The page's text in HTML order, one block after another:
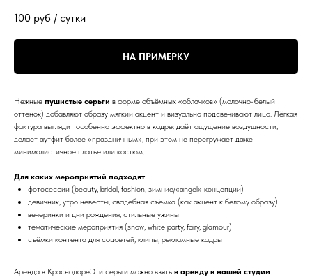
100 руб / сутки
НА ПРИМЕРКУ
Нежные пушистые серьги в форме объёмных «облачков» (молочно-белый
оттенок) добавляют образу мягкий акцент и визуально подсвечивают лицо. Лёгкая
фактура выглядит особенно эффектно в кадре: даёт ощущение воздушности,
делает аутфит более «праздничным», при этом не перегружает даже
минималистичное платье или костюм.
Для каких мероприятий подходят
фотосессии (beauty, bridal, fashion, зимние/«angel» концепции)
девичник, утро невесты, свадебная съёмка (как акцент к белому образу)
вечеринки и дни рождения, стильные ужины
тематические мероприятия (snow, white party, fairy, glamour)
съёмки контента для соцсетей, клипы, рекламные кадры
Аренда в КраснодареЭти серьги можно взять в аренду в нашей студии